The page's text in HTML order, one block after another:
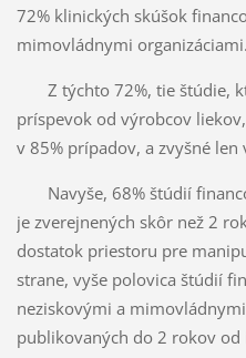
72% klinických skúšok
mimovládnymi organizáciami.
Z týchto 72%, tie štúdie,
príspevok od výrobcov
v 85% prípadov, a zvyšné len
Navyše, 68% štúdií
je zverejnených skôr než 2
dostatok priestoru pre
strane, vyše polovica štúdií
neziskovými a
publikovaných do 2 rokov od